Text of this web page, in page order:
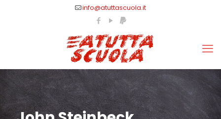
info@atuttascuola.it